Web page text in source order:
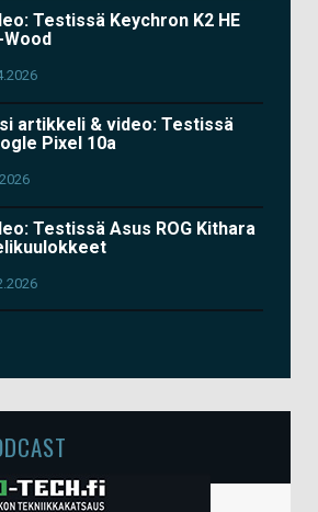
Testissä Keychron K2 HE
artikkeli & video: Testissä
Pixel 10a
Testissä Asus ROG Kithara